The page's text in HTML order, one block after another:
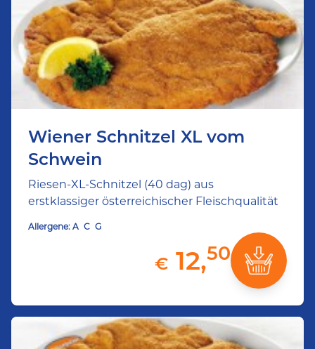
Wiener Schnitzel XL vom
Schwein
Riesen-XL-Schnitzel (40 dag) aus
erstklassiger österreichischer Fleischqualität
Allergene: A C G
€ 12,50